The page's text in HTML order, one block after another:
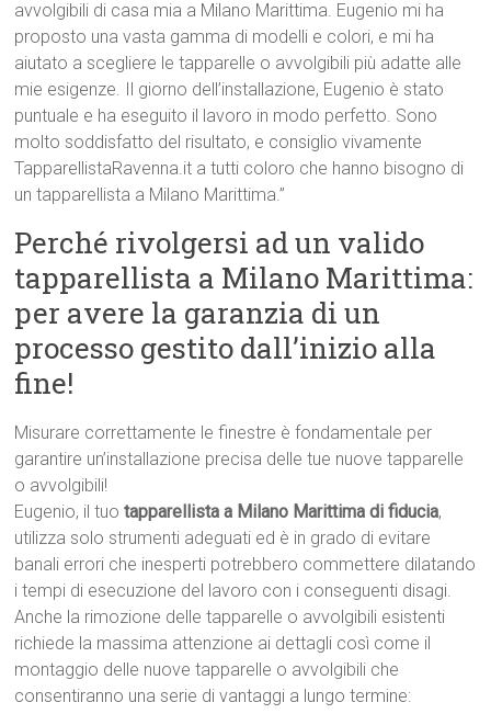
avvolgibili di casa mia a Milano Marittima. Eugenio mi ha
proposto una vasta gamma di modelli e colori, e mi ha
aiutato a scegliere le tapparelle o avvolgibili più adatte alle
mie esigenze. Il giorno dell’installazione, Eugenio è stato
puntuale e ha eseguito il lavoro in modo perfetto. Sono
molto soddisfatto del risultato, e consiglio vivamente
TapparellistaRavenna.it a tutti coloro che hanno bisogno di
un tapparellista a Milano Marittima.”
Perché rivolgersi ad un valido
tapparellista a Milano Marittima:
per avere la garanzia di un
processo gestito dall’inizio alla
fine!
Misurare correttamente le finestre è fondamentale per
garantire un’installazione precisa delle tue nuove tapparelle
o avvolgibili!
Eugenio, il tuotapparellista a Milano Marittima di fiducia,
utilizza solo strumenti adeguati ed è in grado di evitare
banali errori che inesperti potrebbero commettere dilatando
i tempi di esecuzione del lavoro con i conseguenti disagi.
Anche la rimozione delle tapparelle o avvolgibili esistenti
richiede la massima attenzione ai dettagli così come il
montaggio delle nuove tapparelle o avvolgibili che
consentiranno una serie di vantaggi a lungo termine: